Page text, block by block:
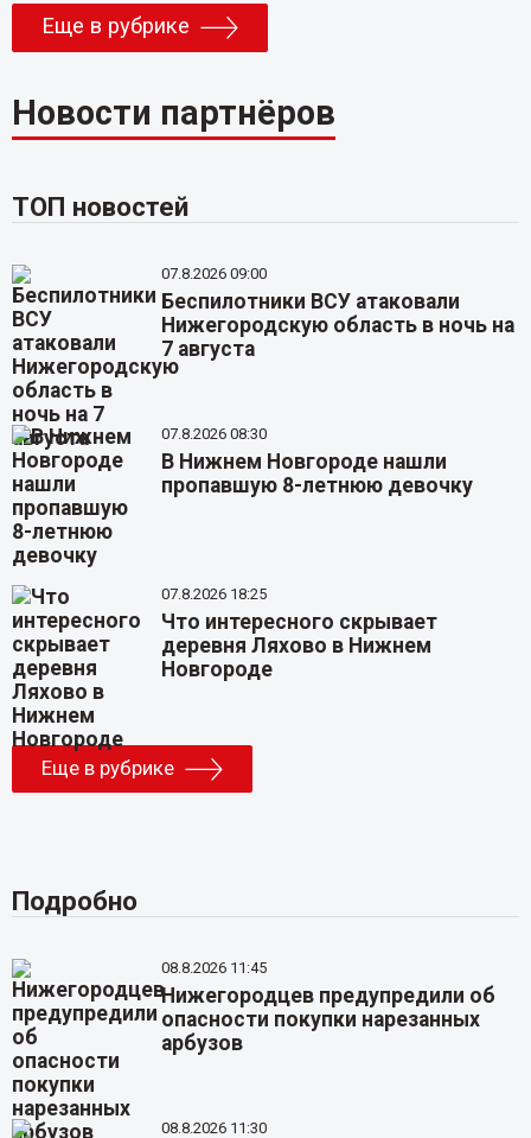
Еще в рубрике
Новости партнёров
ТОП новостей
07.8.2026 09:00
Беспилотники ВСУ атаковали
Нижегородскую область в ночь на
7 августа
07.8.2026 08:30
В Нижнем Новгороде нашли
пропавшую 8-летнюю девочку
07.8.2026 18:25
Что интересного скрывает
деревня Ляхово в Нижнем
Новгороде
Еще в рубрике
Подробно
08.8.2026 11:45
Нижегородцев предупредили об
опасности покупки нарезанных
арбузов
08.8.2026 11:30